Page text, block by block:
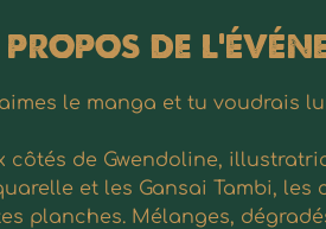
propos de
le manga et tu voudrais
côtés de Gwendoline,
et les Gansai Tambi,
planches. Mélanges,